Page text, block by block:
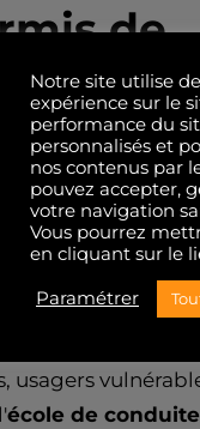
de
d'
dans les locaux
Box) et la
correction pour
spécifiques
école de conduite
Notre site utilise
expérience sur le
performance du
personnalisés et
nos contenus par
pouvez accepter,
votre navigation
Vous pourrez
en cliquant sur le
Paramétrer